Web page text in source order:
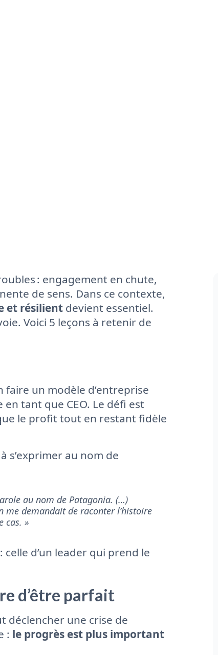
: engagement en chute,
de sens. Dans ce contexte,
et résilient devient essentiel.
Voici 5 leçons à retenir de
un modèle d’entreprise
tant que CEO. Le défi est
le profit tout en restant fidèle
s’exprimer au nom de
au nom de Patagonia. (…)
me demandait de raconter l’histoire
cas. »
: celle d’un leader qui prend le
d’être parfait
déclencher une crise de
: le progrès est plus important